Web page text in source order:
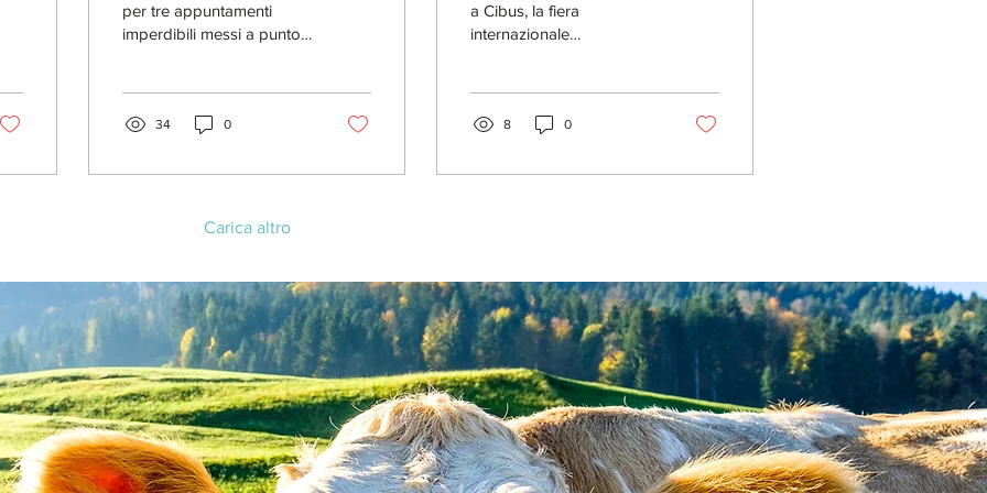
per tre appuntamenti
imperdibili messi a punto
34 0
a Cibus, la fiera
internazionale
8 0
Carica altro
© 2016 byClaudio Lavacca